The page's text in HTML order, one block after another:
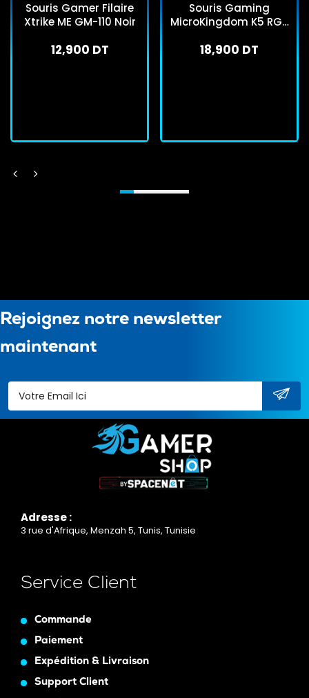
Souris Gamer Filaire
Xtrike ME GM-110 Noir
12,900 DT
Souris Gaming
MicroKingdom K5 RGB
18,900 DT
Rejoignez notre newsletter
maintenant
Adresse :
3 rue d'Afrique, Menzah 5, Tunis, Tunisie
Service Client
Commande
Paiement
Expédition & Livraison
Support Client